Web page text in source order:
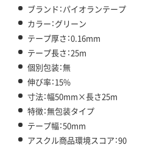
ブランド：パイオランテープ
カラー：グリーン
テープ厚さ：0.16mm
テープ長さ：25m
個別包装：無
伸び率：15%
寸法：幅50mm×長さ25m
特徴：無包装タイプ
テープ幅：50mm
アスクル商品環境スコア：90